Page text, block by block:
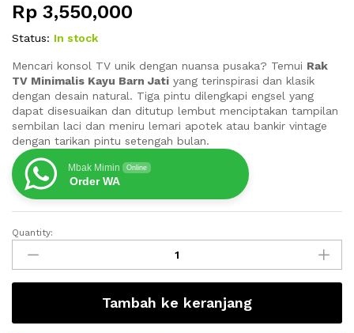
Rp 3,550,000
Status: In stock
Mencari konsol TV unik dengan nuansa pusaka? Temui Rak
TV Minimalis Kayu Barn Jati yang terinspirasi dan klasik
dengan desain natural. Tiga pintu dilengkapi engsel yang
dapat disesuaikan dan ditutup lembut menciptakan tampilan
sembilan laci dan meniru lemari apotek atau bankir vintage
dengan tarikan pintu setengah bulan.
Mbak Mimin Online
Order WA
Rak
Minimalis
Kayu
Jati
Quantity:
Tambah ke keranjang